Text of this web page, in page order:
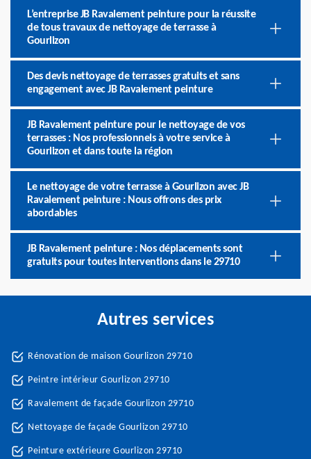
L’entreprise JB Ravalement peinture pour la réussite
de tous travaux de nettoyage de terrasse à
Gourlizon
Des devis nettoyage de terrasses gratuits et sans
engagement avec JB Ravalement peinture
JB Ravalement peinture pour le nettoyage de vos
terrasses : Nos professionnels à votre service à
Gourlizon et dans toute la région
Le nettoyage de votre terrasse à Gourlizon avec JB
Ravalement peinture : Nous offrons des prix
abordables
JB Ravalement peinture : Nos déplacements sont
gratuits pour toutes interventions dans le 29710
Autres services
Rénovation de maison Gourlizon 29710
Peintre intérieur Gourlizon 29710
Ravalement de façade Gourlizon 29710
Nettoyage de façade Gourlizon 29710
Peinture extérieure Gourlizon 29710